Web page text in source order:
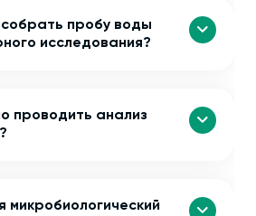
пробу воды
исследования?
проводить анализ
микробиологический